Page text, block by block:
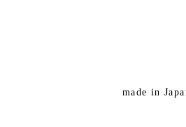
made in